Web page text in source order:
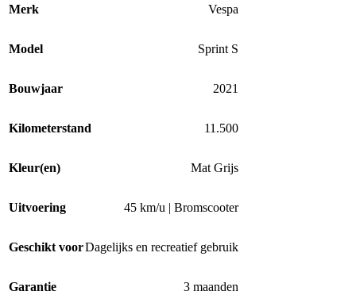
Merk Vespa
Model Sprint S
Bouwjaar 2021
Kilometerstand 11.500
Kleur(en) Mat Grijs
Uitvoering 45 km/u | Bromscooter
Geschikt voorDagelijks en recreatief gebruik
Garantie 3 maanden